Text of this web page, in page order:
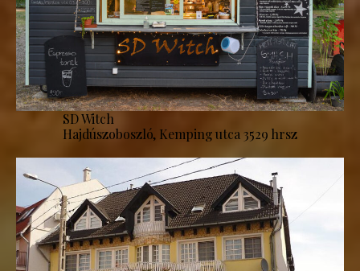
SD Witch
Hajdúszoboszló, Kemping utca 3529 hrsz